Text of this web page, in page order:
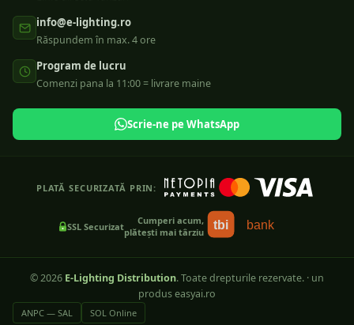
info@e-lighting.ro
Răspundem în max. 4 ore
Program de lucru
Comenzi pana la 11:00 = livrare maine
Scrie-ne pe WhatsApp
PLATĂ SECURIZATĂ PRIN:
SSL Securizat
Cumperi acum,
plătești mai târziu
tbi bank
©2026 E-Lighting Distribution. Toate drepturile rezervate. · un
produs easyai.ro
ANPC — SAL SOL Online